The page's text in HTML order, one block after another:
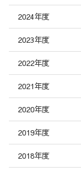
2024年度
2023年度
2022年度
2021年度
2020年度
2019年度
2018年度